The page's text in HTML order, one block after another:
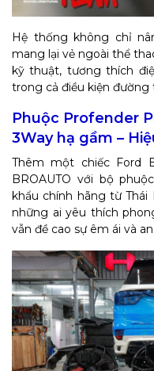
Hệ thống không chỉ
mang lại vẻ ngoài thể
kỹ thuật, tương thích
trong cả điều kiện đường
Phuộc Profender
3Way hạ gầm –
Thêm một chiếc Ford
BROAUTO với bộ
khẩu chính hãng từ
những ai yêu thích
vẫn đề cao sự êm ái và